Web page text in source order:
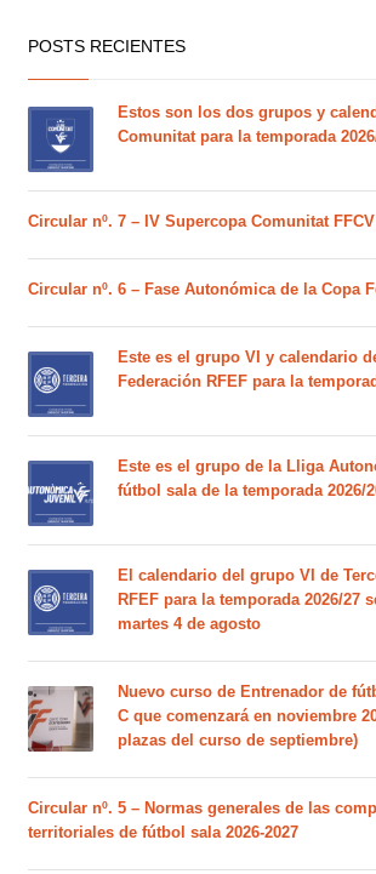
POSTS RECIENTES
Estos son los dos grupos y
Comunitat para la temporada
Circular nº. 7 – IV Supercopa Comunitat
Circular nº. 6 – Fase Autonómica de la Copa
Este es el grupo VI y calendario
Federación RFEF para la
Este es el grupo de la Lliga
fútbol sala de la temporada 2026/
El calendario del grupo VI de
RFEF para la temporada 2026/27
martes 4 de agosto
Nuevo curso de Entrenador de
C que comenzará en noviembre
plazas del curso de septiembre)
Circular nº. 5 – Normas generales de las
territoriales de fútbol sala 2026-2027